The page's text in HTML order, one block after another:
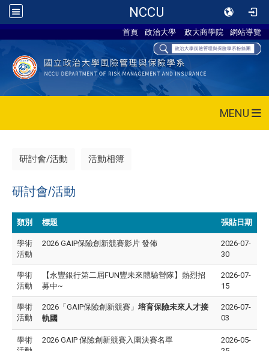
NCCU
首頁 政治大學 政大商學院 網站導覽
MENU
研討會/活動 活動相簿
研討會/活動
類別 標題 張貼日期
學術
活動
2026 GAIP保險創新競賽影片 發佈
2026-07-
30
學術
活動
【永豐銀行第二屆FUN豐未來體驗營隊】熱烈招
募中~
2026-07-
15
學術
活動
2026「GAIP保險創新競賽」 培育保險未來人才接
軌國
2026-07-
03
學術
2026 GAIP 保險創新競賽入圍決賽名單
2026-05-